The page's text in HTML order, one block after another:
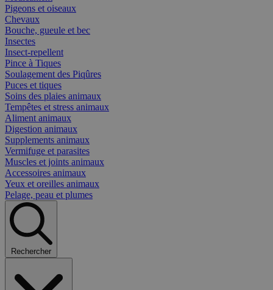
Pigeons et oiseaux
Chevaux
Bouche, gueule et bec
Insectes
Insect-repellent
Pince à Tiques
Soulagement des Piqûres
Puces et tiques
Soins des plaies animaux
Tempêtes et stress animaux
Aliment animaux
Digestion animaux
Supplements animaux
Vermifuge et parasites
Muscles et joints animaux
Accessoires animaux
Yeux et oreilles animaux
Pelage, peau et plumes
Rechercher